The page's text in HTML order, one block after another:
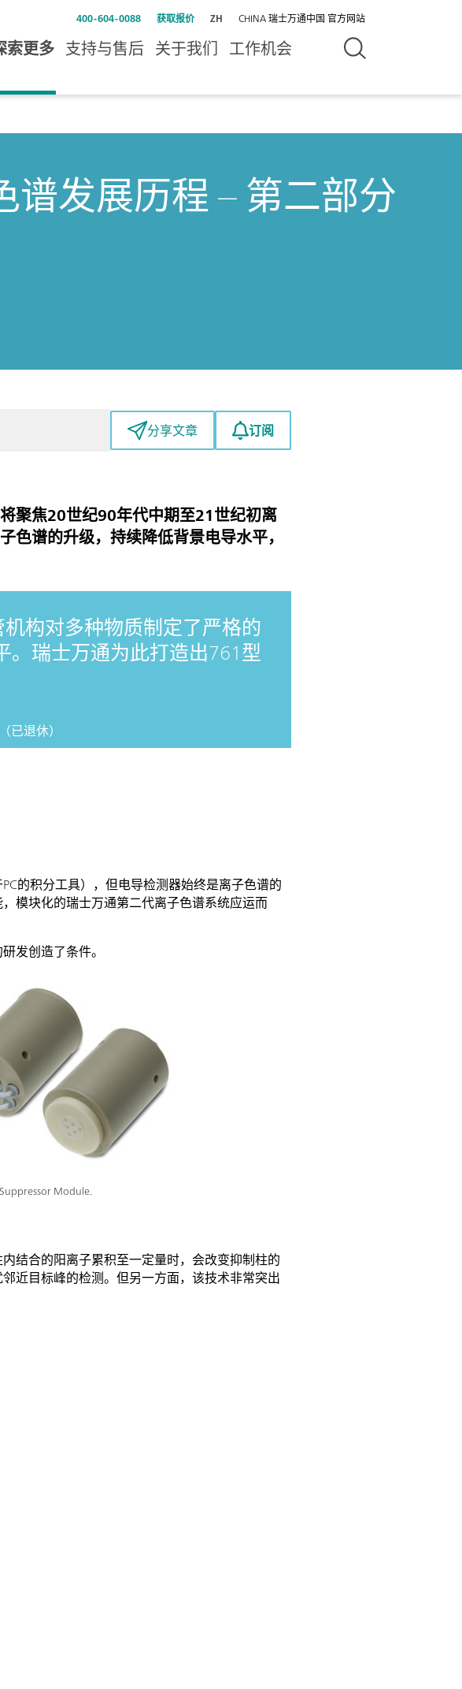
400-604-0088 获取报价 ZH CHINA 瑞士万通中国 官方网站
索更多 支持与售后 关于我们 工作机会
发展历程 – 第二部分
分享文章 订阅
聚焦20世纪90年代中期至21世纪初离
谱的升级，持续降低背景电导水平，
构对多种物质制定了严格的
瑞士万通为此打造出761型
退休）
的积分工具），但电导检测器始终是离子色谱的
模块化的瑞士万通第二代离子色谱系统应运而
发创造了条件。
Module.
结合的阳离子累积至一定量时，会改变抑制柱的
近目标峰的检测。但另一方面，该技术非常突出